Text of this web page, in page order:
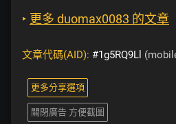
‣ 更多 duomax0083 的文章
文章代碼(AID): #1g5RQ9Ll
更多分享選項
關閉廣告 方便截圖